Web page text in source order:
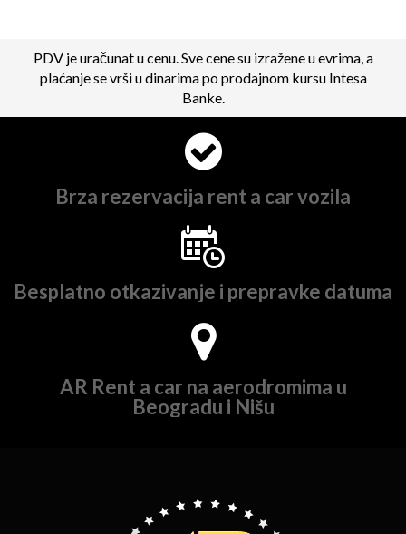
PDV je uračunat u cenu. Sve cene su izražene u evrima, a
plaćanje se vrši u dinarima po prodajnom kursu Intesa
Banke.
Brza rezervacija rent a car vozila
Besplatno otkazivanje i prepravke datuma
AR Rent a car na aerodromima u
Beogradu i Nišu